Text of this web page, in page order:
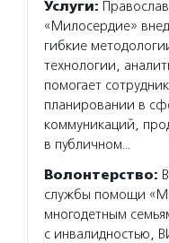
Услуги:
«Милосердие»
гибкие
технологии,
помогает
планировании в
коммуникаций,
в публичном…
Волонтерство:
службы помощи
многодетным
с инвалидностью,